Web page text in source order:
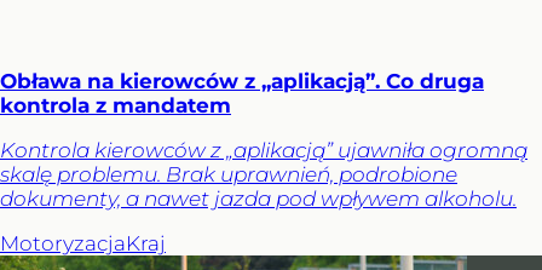
Obława na kierowców z „aplikacją”. Co druga
kontrola z mandatem
Kontrola kierowców z „aplikacją” ujawniła ogromną
skalę problemu. Brak uprawnień, podrobione
dokumenty, a nawet jazda pod wpływem alkoholu.
MotoryzacjaKraj